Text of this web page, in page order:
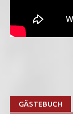
GÄSTEBUCH